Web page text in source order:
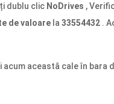
dublu clic NoDrives ,
de valoare la 33554432 .
acum această cale în bara